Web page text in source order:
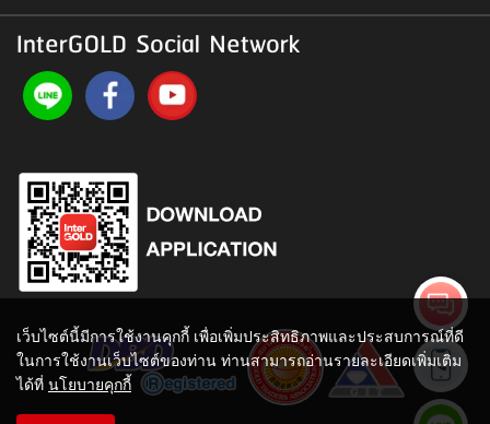
InterGOLD Social Network
เว็บไซต์นี้มีการใช้งานคุกกี้ เพื่อเพิ่มประสิทธิภาพและประสบการณ์ที่ดี
ในการใช้งานเว็บไซต์ของท่าน ท่านสามารถอ่านรายละเอียดเพิ่มเติม
ได้ที่ นโยบายคุกกี้